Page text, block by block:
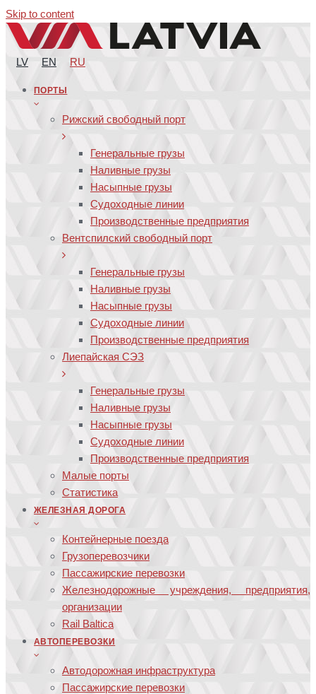
Skip to content
LV EN RU
ПОРТЫ
Рижский свободный порт
Генеральные грузы
Наливные грузы
Насыпные грузы
Судоходные линии
Производственные предприятия
Вентспилский свободный порт
Генеральные грузы
Наливные грузы
Насыпные грузы
Судоходные линии
Производственные предприятия
Лиепайская СЭЗ
Генеральные грузы
Наливные грузы
Насыпные грузы
Судоходные линии
Производственные предприятия
Малые порты
Статистика
ЖЕЛЕЗНАЯ ДОРОГА
Контейнерные поезда
Грузоперевозчики
Пассажирские перевозки
Железнодорожные учреждения, предприятия,
организации
Rail Baltica
АВТОПЕРЕВОЗКИ
Автодорожная инфраструктура
Пассажирские перевозки